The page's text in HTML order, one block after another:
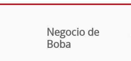
Negocio de
Boba